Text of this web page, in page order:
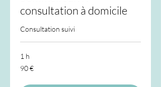
consultation à domicile
Consultation suivi
1 h
90
euros
90 €